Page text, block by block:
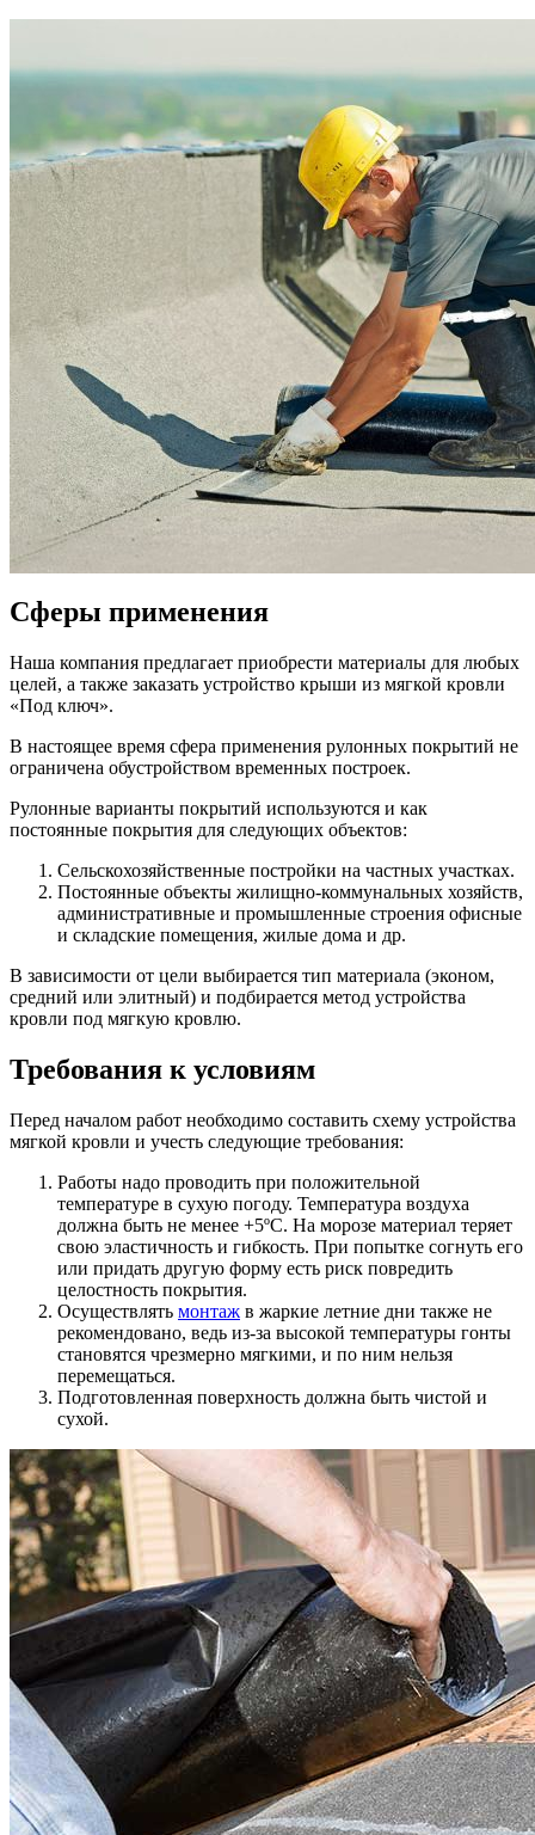
Сферы применения
Наша компания предлагает приобрести материалы для любых
целей, а также заказать устройство крыши из мягкой кровли
«Под ключ».
В настоящее время сфера применения рулонных покрытий не
ограничена обустройством временных построек.
Рулонные варианты покрытий используются и как
постоянные покрытия для следующих объектов:
Сельскохозяйственные постройки на частных участках.
Постоянные объекты жилищно-коммунальных хозяйств,
административные и промышленные строения офисные
и складские помещения, жилые дома и др.
В зависимости от цели выбирается тип материала (эконом,
средний или элитный) и подбирается метод устройства
кровли под мягкую кровлю.
Требования к условиям
Перед началом работ необходимо составить схему устройства
мягкой кровли и учесть следующие требования:
Работы надо проводить при положительной
температуре в сухую погоду. Температура воздуха
должна быть не менее +5ºC. На морозе материал теряет
свою эластичность и гибкость. При попытке согнуть его
или придать другую форму есть риск повредить
целостность покрытия.
Осуществлять монтаж в жаркие летние дни также не
рекомендовано, ведь из-за высокой температуры гонты
становятся чрезмерно мягкими, и по ним нельзя
перемещаться.
Подготовленная поверхность должна быть чистой и
сухой.